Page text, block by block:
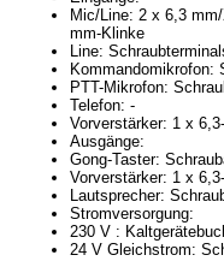
Mic/Line: 2 x 6,3
mm-Klinke
Line:
Kommandomikrofon:
PTT-Mikrofon:
Telefon: -
Vorverstärker: 1 x
Ausgänge:
Gong-Taster:
Vorverstärker: 1 x
Lautsprecher:
Stromversorgung:
230 V :
24 V Gleichstrom: